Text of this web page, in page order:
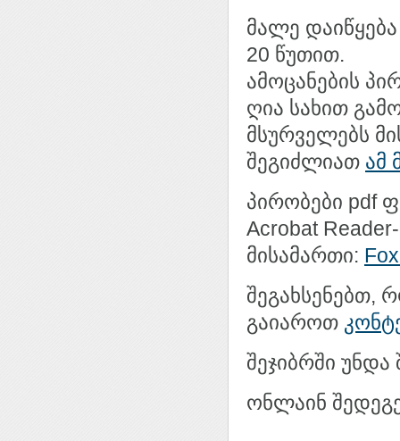
მალე
20 წუთით.
ამოცანების
ღია სახით
მსურველებს
შეგიძლიათ ამ
პირობები pdf
Acrobat
მისამართი:
შეგახსენებთ,
გაიაროთ
შეჯიბრში
ონლაინ